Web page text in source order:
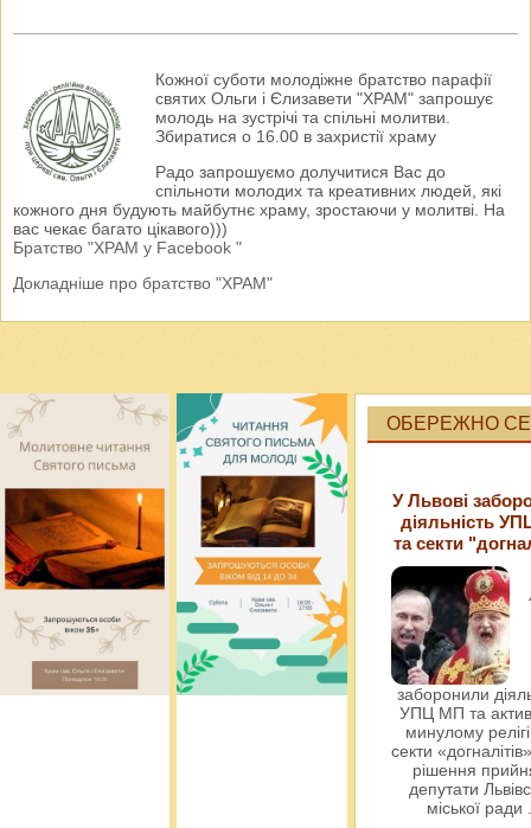
Кожної суботи молодіжне братство парафії
святих Ольги і Єлизавети "ХРАМ" запрошує
молодь на зустрічі та спільні молитви.
Збиратися о 16.00 в захристії храму
Радо запрошуємо долучитися Вас до
спільноти молодих та креативних людей, які
кожного дня будують майбутнє храму, зростаючи у молитві. На
вас чекає багато цікавого)))
Братство "ХРАМ у Facebook "
Докладніше про братство "ХРАМ"
ОБЕРЕЖНО
У Львові
діяльність
та секти
заборонили
УПЦ МП та
минулому
секти
рішення
депутати
міської ради